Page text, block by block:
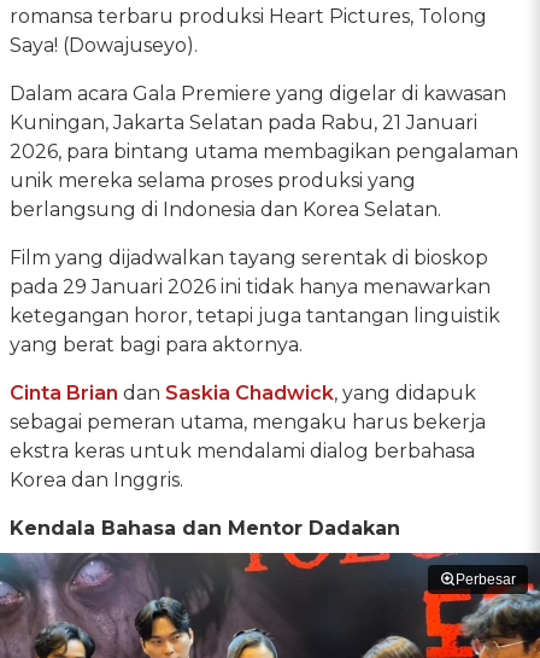
romansa terbaru produksi Heart Pictures, Tolong
Saya! (Dowajuseyo).
Dalam acara Gala Premiere yang digelar di kawasan
Kuningan, Jakarta Selatan pada Rabu, 21 Januari
2026, para bintang utama membagikan pengalaman
unik mereka selama proses produksi yang
berlangsung di Indonesia dan Korea Selatan.
Film yang dijadwalkan tayang serentak di bioskop
pada 29 Januari 2026 ini tidak hanya menawarkan
ketegangan horor, tetapi juga tantangan linguistik
yang berat bagi para aktornya.
Cinta Brian dan Saskia Chadwick, yang didapuk
sebagai pemeran utama, mengaku harus bekerja
ekstra keras untuk mendalami dialog berbahasa
Korea dan Inggris.
Kendala Bahasa dan Mentor Dadakan
Perbesar